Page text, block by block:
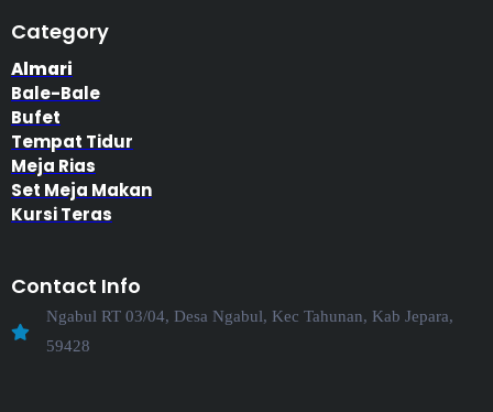
Category
Almari
Bale-Bale
Bufet
Tempat Tidur
Meja Rias
Set Meja Makan
Kursi Teras
Contact Info
Ngabul RT 03/04, Desa Ngabul, Kec Tahunan, Kab Jepara,
59428